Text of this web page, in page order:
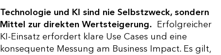
Technologie und KI sind nie Selbstzweck, sondern
Mittel zur direkten Wertsteigerung. Erfolgreicher
KI-Einsatz erfordert klare Use Cases und eine
konsequente Messung am Business Impact. Es gilt,